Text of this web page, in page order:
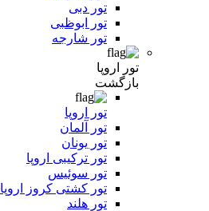
تور دبی
تور ابوظبی
تور شارجه
تور اروپا
بازگشت
تور اروپا
تور آلمان
تور یونان
تور ترکیبی اروپا
تور سوئیس
تور کشتی کروز اروپا
تور هلند